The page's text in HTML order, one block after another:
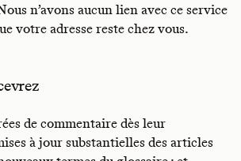
n’avons aucun lien avec ce service
votre adresse reste chez vous.
de commentaire dès leur
à jour substantielles des articles